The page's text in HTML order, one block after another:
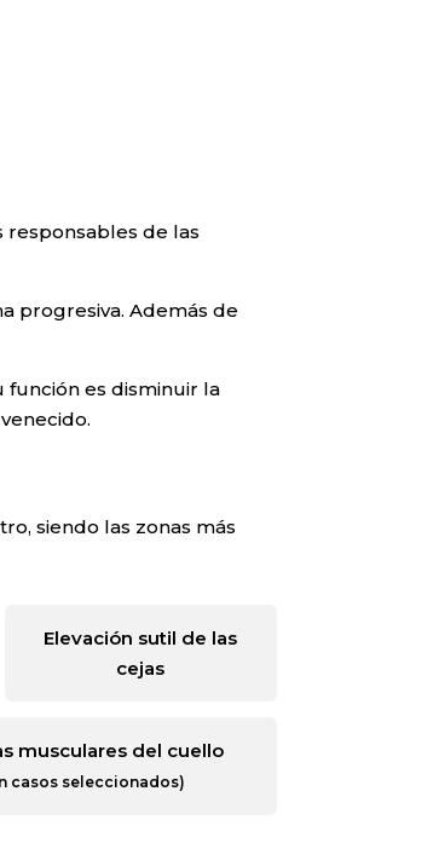
de las
progresiva. Además de
función es disminuir la
siendo las zonas más
Elevación sutil de las
cejas
musculares del cuello
casos seleccionados)